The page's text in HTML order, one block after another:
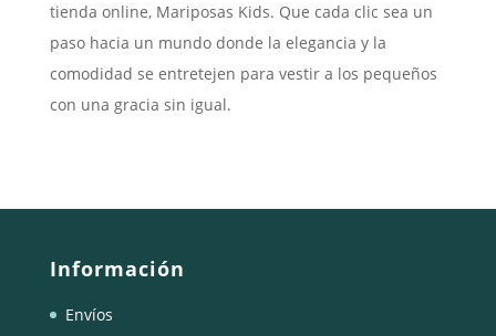
tienda online, Mariposas Kids. Que cada clic sea un
paso hacia un mundo donde la elegancia y la
comodidad se entretejen para vestir a los pequeños
con una gracia sin igual.
Información
Envíos